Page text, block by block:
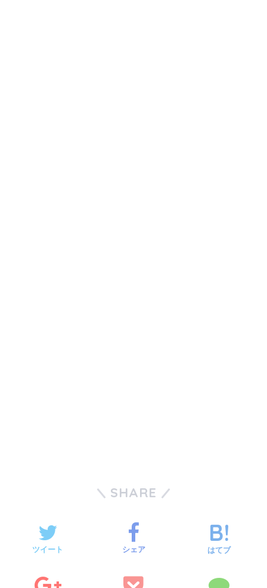
SHARE
ツイート シェア はてブ